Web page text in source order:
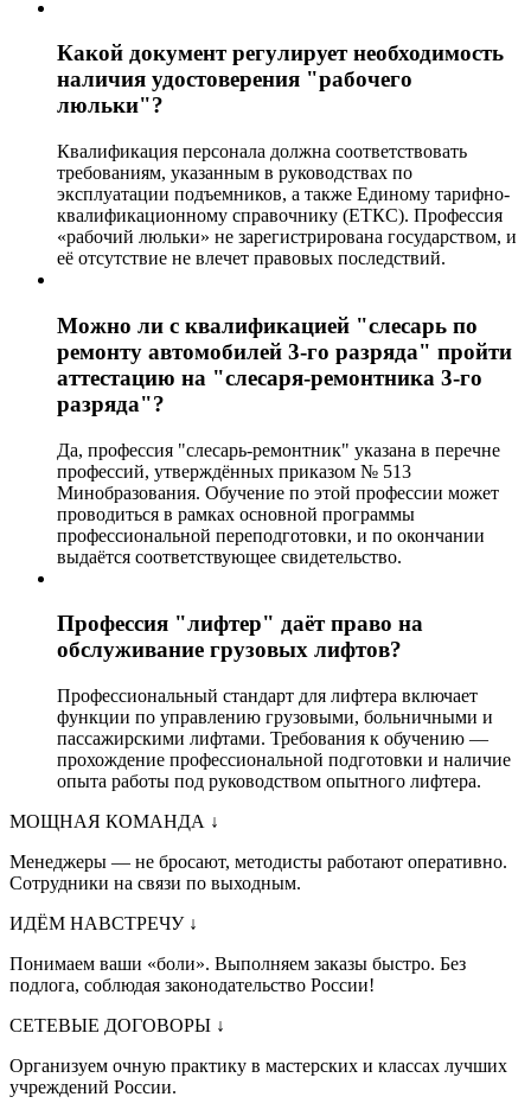
Какой документ регулирует необходимость
наличия удостоверения "рабочего
люльки"?
Квалификация персонала должна соответствовать
требованиям, указанным в руководствах по
эксплуатации подъемников, а также Единому тарифно-
квалификационному справочнику (ЕТКС). Профессия
«рабочий люльки» не зарегистрирована государством, и
её отсутствие не влечет правовых последствий.
Можно ли с квалификацией "слесарь по
ремонту автомобилей 3-го разряда" пройти
аттестацию на "слесаря-ремонтника 3-го
разряда"?
Да, профессия "слесарь-ремонтник" указана в перечне
профессий, утверждённых приказом № 513
Минобразования. Обучение по этой профессии может
проводиться в рамках основной программы
профессиональной переподготовки, и по окончании
выдаётся соответствующее свидетельство.
Профессия "лифтер" даёт право на
обслуживание грузовых лифтов?
Профессиональный стандарт для лифтера включает
функции по управлению грузовыми, больничными и
пассажирскими лифтами. Требования к обучению —
прохождение профессиональной подготовки и наличие
опыта работы под руководством опытного лифтера.
МОЩНАЯ КОМАНДА ↓
Менеджеры — не бросают, методисты работают оперативно.
Сотрудники на связи по выходным.
ИДЁМ НАВСТРЕЧУ ↓
Понимаем ваши «боли». Выполняем заказы быстро. Без
подлога, соблюдая законодательство России!
СЕТЕВЫЕ ДОГОВОРЫ ↓
Организуем очную практику в мастерских и классах лучших
учреждений России.